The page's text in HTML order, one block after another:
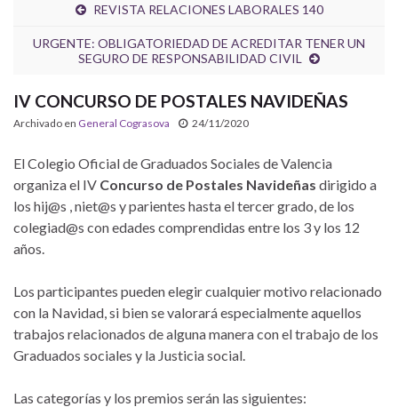
REVISTA RELACIONES LABORALES 140
URGENTE: OBLIGATORIEDAD DE ACREDITAR TENER UN
SEGURO DE RESPONSABILIDAD CIVIL
IV CONCURSO DE POSTALES NAVIDEÑAS
Archivado en General Cograsova 24/11/2020
El Colegio Oficial de Graduados Sociales de Valencia
organiza el IV Concurso de Postales Navideñas dirigido a
los hij@s , niet@s y parientes hasta el tercer grado, de los
colegiad@s con edades comprendidas entre los 3 y los 12
años.
Los participantes pueden elegir cualquier motivo relacionado
con la Navidad, si bien se valorará especialmente aquellos
trabajos relacionados de alguna manera con el trabajo de los
Graduados sociales y la Justicia social.
Las categorías y los premios serán las siguientes: